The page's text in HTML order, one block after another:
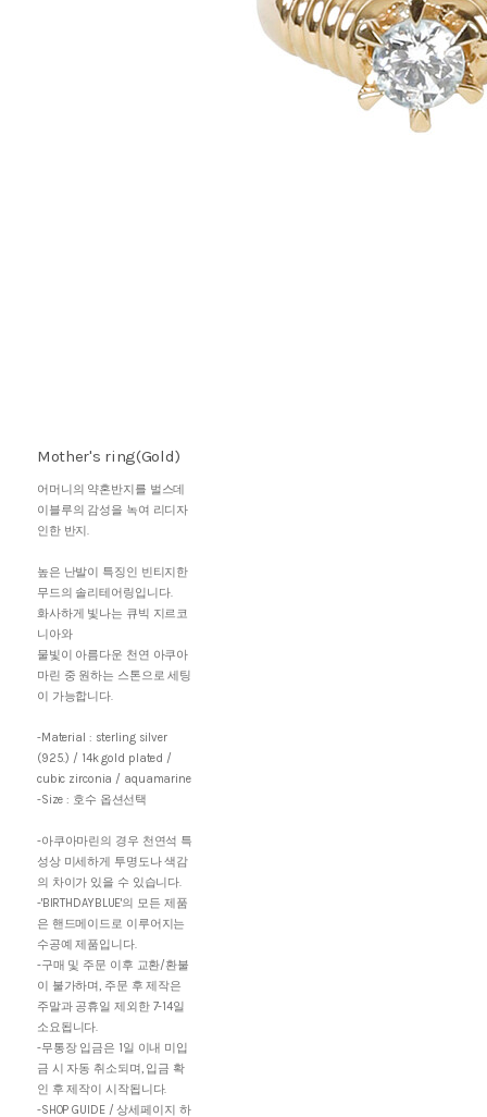
Mother's ring(Gold)
어머니의 약혼반지를 벌스데
이블루의 감성을 녹여 리디자
인한 반지.
높은 난발이 특징인 빈티지한
무드의 솔리테어링입니다.
화사하게 빛나는 큐빅 지르코
니아와
물빛이 아름다운 천연 아쿠아
마린 중 원하는 스톤으로 세팅
이 가능합니다.
-Material : sterling silver
(925.) / 14k gold plated /
cubic zirconia / aquamarine
-Size : 호수 옵션선택
-아쿠아마린의 경우 천연석 특
성상 미세하게 투명도나 색감
의 차이가 있을 수 있습니다.
-'BIRTHDAYBLUE'의 모든 제품
은 핸드메이드로 이루어지는
수공예 제품입니다.
-구매 및 주문 이후 교환/환불
이 불가하며, 주문 후 제작은
주말과 공휴일 제외한 7-14일
소요됩니다.
-무통장 입금은 1일 이내 미입
금 시 자동 취소되며, 입금 확
인 후 제작이 시작됩니다.
-SHOP GUIDE / 상세페이지 하